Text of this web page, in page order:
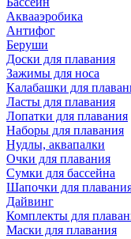
Аквааэробика
Антифог
Беруши
Доски для плавания
Зажимы для носа
Калабашки для
Ласты для плавания
Лопатки для плавания
Наборы для плавания
Нудлы, аквапалки
Очки для плавания
Сумки для бассейна
Шапочки для
Дайвинг
Комплекты для
Маски для плавания